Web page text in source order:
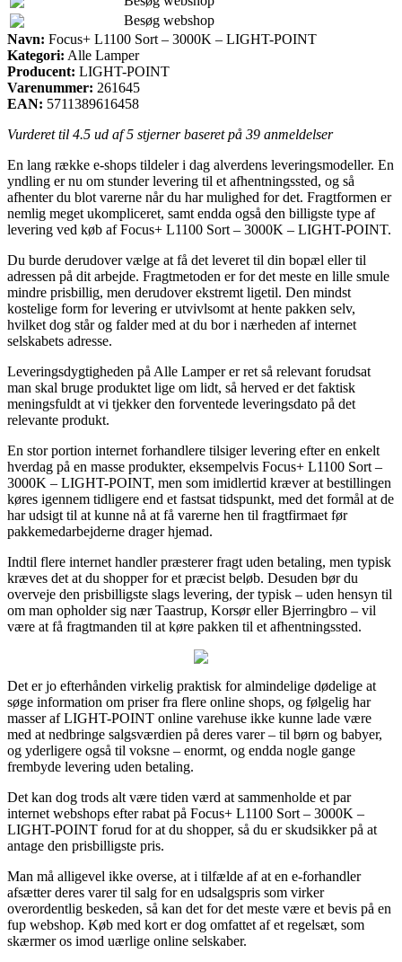
Besøg webshop
Navn: Focus+ L1100 Sort – 3000K – LIGHT-POINT
Kategori: Alle Lamper
Producent: LIGHT-POINT
Varenummer: 261645
EAN: 5711389616458
Vurderet til 4.5 ud af 5 stjerner baseret på 39 anmeldelser
En lang række e-shops tildeler i dag alverdens leveringsmodeller. En
yndling er nu om stunder levering til et afhentningssted, og så
afhenter du blot varerne når du har mulighed for det. Fragtformen er
nemlig meget ukompliceret, samt endda også den billigste type af
levering ved køb af Focus+ L1100 Sort – 3000K – LIGHT-POINT.
Du burde derudover vælge at få det leveret til din bopæl eller til
adressen på dit arbejde. Fragtmetoden er for det meste en lille smule
mindre prisbillig, men derudover ekstremt ligetil. Den mindst
kostelige form for levering er utvivlsomt at hente pakken selv,
hvilket dog står og falder med at du bor i nærheden af internet
selskabets adresse.
Leveringsdygtigheden på Alle Lamper er ret så relevant forudsat
man skal bruge produktet lige om lidt, så herved er det faktisk
meningsfuldt at vi tjekker den forventede leveringsdato på det
relevante produkt.
En stor portion internet forhandlere tilsiger levering efter en enkelt
hverdag på en masse produkter, eksempelvis Focus+ L1100 Sort –
3000K – LIGHT-POINT, men som imidlertid kræver at bestillingen
køres igennem tidligere end et fastsat tidspunkt, med det formål at de
har udsigt til at kunne nå at få varerne hen til fragtfirmaet før
pakkemedarbejderne drager hjemad.
Indtil flere internet handler præsterer fragt uden betaling, men typisk
kræves det at du shopper for et præcist beløb. Desuden bør du
overveje den prisbilligste slags levering, der typisk – uden hensyn til
om man opholder sig nær Taastrup, Korsør eller Bjerringbro – vil
være at få fragtmanden til at køre pakken til et afhentningssted.
Det er jo efterhånden virkelig praktisk for almindelige dødelige at
søge information om priser fra flere online shops, og følgelig har
masser af LIGHT-POINT online varehuse ikke kunne lade være
med at nedbringe salgsværdien på deres varer – til børn og babyer,
og yderligere også til voksne – enormt, og endda nogle gange
frembyde levering uden betaling.
Det kan dog trods alt være tiden værd at sammenholde et par
internet webshops efter rabat på Focus+ L1100 Sort – 3000K –
LIGHT-POINT forud for at du shopper, så du er skudsikker på at
antage den prisbilligste pris.
Man må alligevel ikke overse, at i tilfælde af at en e-forhandler
afsætter deres varer til salg for en udsalgspris som virker
overordentlig beskeden, så kan det for det meste være et bevis på en
fup webshop. Køb med kort er dog omfattet af et regelsæt, som
skærmer os imod uærlige online selskaber.